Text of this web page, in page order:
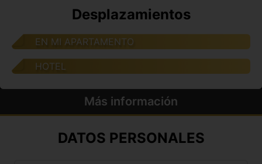
Desplazamientos
EN MI APARTAMENTO
HOTEL
Más información
DATOS PERSONALES